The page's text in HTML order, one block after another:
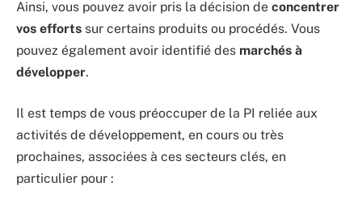
Ainsi, vous pouvez avoir pris la décision de concentrer
vos efforts sur certains produits ou procédés. Vous
pouvez également avoir identifié des marchés à
développer.
Il est temps de vous préoccuper de la PI reliée aux
activités de développement, en cours ou très
prochaines, associées à ces secteurs clés, en
particulier pour :